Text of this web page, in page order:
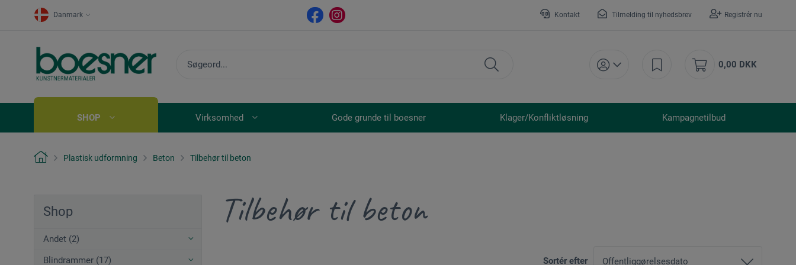
Danmark Kontakt Tilmelding til nyhedsbrev Registrér nu
0,00 DKK
SHOP Virksomhed Gode grunde til boesner Klager/Konfliktløsning Kampagnetilbud
Plastisk udformning Beton Tilbehør til beton
Shop
Andet (2)
Blindrammer (17)
Tilbehør til beton
Sortér efter